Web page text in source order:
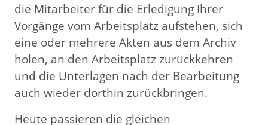
die Mitarbeiter für die Erledigung Ihrer
Vorgänge vom Arbeitsplatz aufstehen, sich
eine oder mehrere Akten aus dem Archiv
holen, an den Arbeitsplatz zurückkehren
und die Unterlagen nach der Bearbeitung
auch wieder dorthin zurückbringen.
Heute passieren die gleichen